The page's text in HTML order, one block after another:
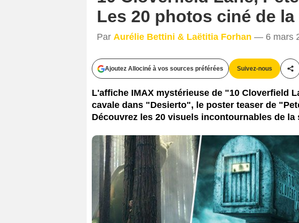
Les 20 photos ciné de la
Par Aurélie Bettini & Laëtitia Forhan — 6 mars
Ajoutez Allociné à vos sources préférées Suivez-nous
L'affiche IMAX mystérieuse de "10 Cloverfield
cavale dans "Desierto", le poster teaser de
Découvrez les 20 visuels incontournables de la